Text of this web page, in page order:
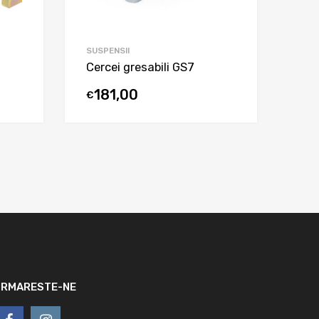
SUSPENSII
Cercei gresabili GS7
€181,00
NE